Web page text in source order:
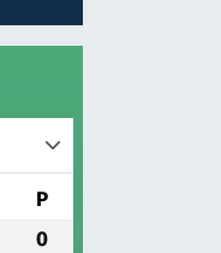
P
0